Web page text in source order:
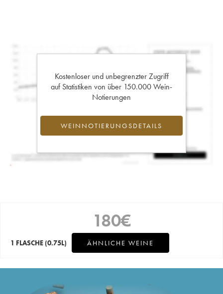
Kostenloser und unbegrenzter Zugriff
auf Statistiken von über 150.000 Wein-
Notierungen
WEINNOTIERUNGSDETAILS
180€
1 FLASCHE (0.75L) ÄHNLICHE WEINE